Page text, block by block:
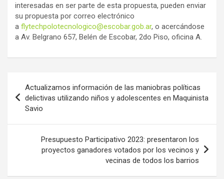
interesadas en ser parte de esta propuesta, pueden enviar
su propuesta por correo electrónico
a flytechpolotecnologico@escobar.gob.ar, o acercándose
a Av. Belgrano 657, Belén de Escobar, 2do Piso, oficina A.
de
entradas
Actualizamos información de las maniobras políticas
delictivas utilizando niños y adolescentes en Maquinista
Savio
Presupuesto Participativo 2023: presentaron los
proyectos ganadores votados por los vecinos y
vecinas de todos los barrios